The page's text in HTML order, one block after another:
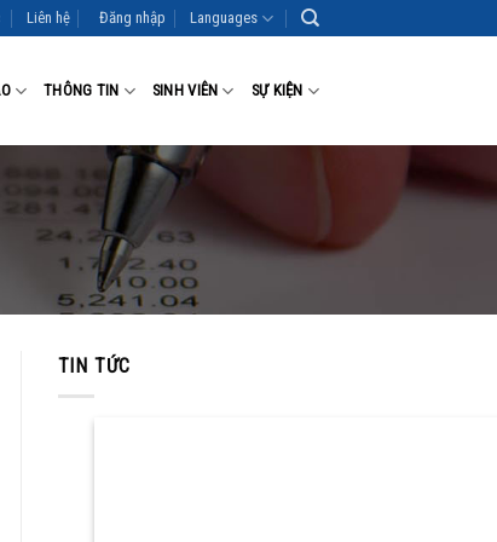
Liên hệ Đăng nhập Languages
THÔNG TIN SINH VIÊN SỰ KIỆN
TIN TỨC